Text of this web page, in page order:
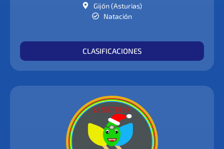
Gijón (Asturias)
Natación
CLASIFICACIONES